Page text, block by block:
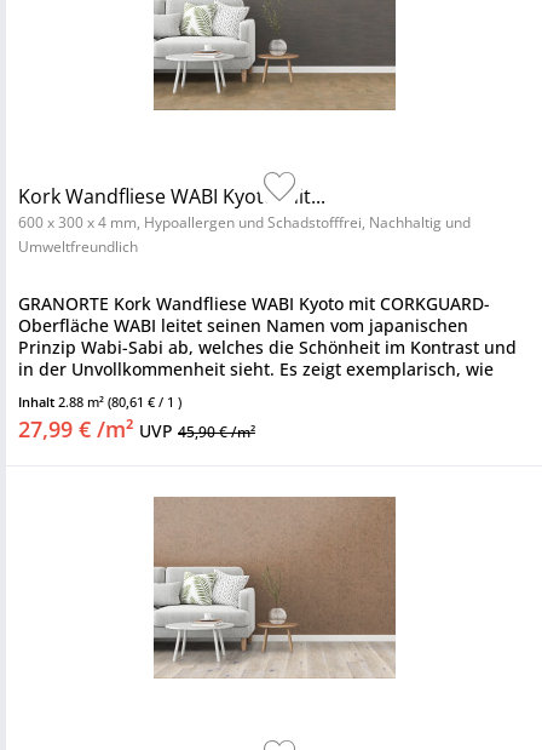
Kork Wandfliese WABI Kyoto mit...
600 x 300 x 4 mm, Hypoallergen und Schadstofffrei, Nachhaltig und
Umweltfreundlich
GRANORTE Kork Wandfliese WABI Kyoto mit CORKGUARD-
Oberfläche WABI leitet seinen Namen vom japanischen
Prinzip Wabi-Sabi ab, welches die Schönheit im Kontrast und
in der Unvollkommenheit sieht. Es zeigt exemplarisch, wie
umweltfreundliche...
Inhalt 2.88 m² (80,61 € / 1 )
27,99 € /m² UVP 45,90 € /m²